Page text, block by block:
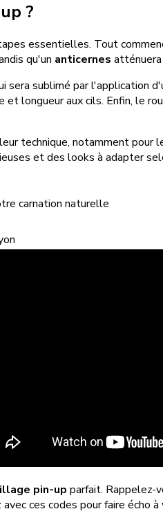
?
essentielles. Tout
qu'un anticernes atténuera
sera sublimé par l'application
longueur aux cils. Enfin, le
technique, notamment
et des looks à adapter
carnation naturelle
pin-up parfait. Rappelez-
ces codes pour faire